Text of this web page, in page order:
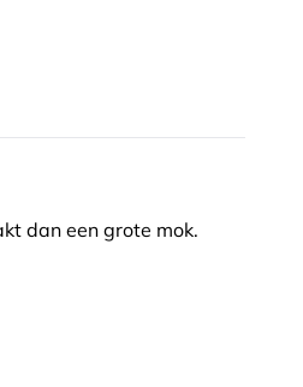
dan een grote mok.